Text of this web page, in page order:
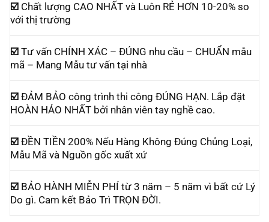
☑️ Chất lượng CAO NHẤT và Luôn RẺ HƠN 10-20% so
với thị trường
☑️ Tư vấn CHÍNH XÁC – ĐÚNG nhu cầu – CHUẨN mẫu
mã – Mang Mẫu tư vấn tại nhà
☑️ ĐẢM BẢO công trình thi công ĐÚNG HẠN. Lắp đặt
HOÀN HẢO NHẤT bởi nhân viên tay nghề cao.
☑️ ĐỀN TIỀN 200% Nếu Hàng Không Đúng Chủng Loại,
Mẫu Mã và Nguồn gốc xuất xứ
☑️ BẢO HÀNH MIỄN PHÍ từ 3 năm – 5 năm vì bất cứ Lý
Do gì. Cam kết Bảo Trì TRỌN ĐỜI.